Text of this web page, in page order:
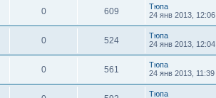
0 609
Тюпа
24 янв 2013, 12:06
0 524
Тюпа
24 янв 2013, 12:04
0 561
Тюпа
24 янв 2013, 11:39
Тюпа